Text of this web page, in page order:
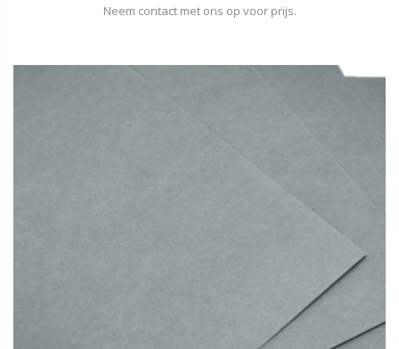
Neem contact met ons op voor prijs.